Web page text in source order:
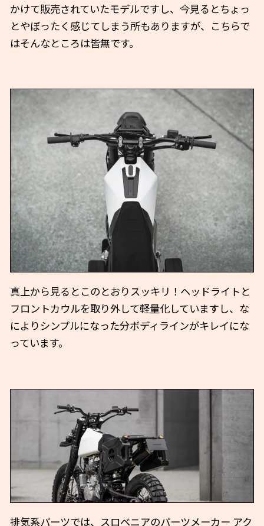
かけて販売されていたモデルですし、今見るとちょっ
とやぼったく感じてしまう所もありますが、こちらで
はそんなところは皆無です。
真上から見るとこのとおりスッキリ！ヘッドライトと
フロントカウルを取り外して軽量化していますし、な
によりシンプルになった分ボディラインがキレイにな
っています。
排気系パーツでは、スロベニアのパーツメーカー アク